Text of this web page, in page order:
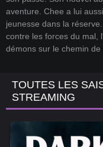
aventure. Chee a lui
jeunesse dans la
contre les forces du mal,
démons sur le chemin
TOUTES LES
STREAMING